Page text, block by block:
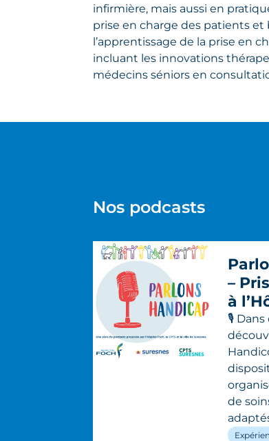
infirmière, mais aussi en
prise en charge des patients
l’apprentissage de la prise en
incluant les innovations
médecins séniors en
Nos podcasts
–
à
​🎙️ Dans
de